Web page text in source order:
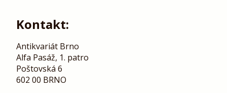
Kontakt:
Antikvariát Brno
Alfa Pasáž, 1. patro
Poštovská 6
602 00 BRNO